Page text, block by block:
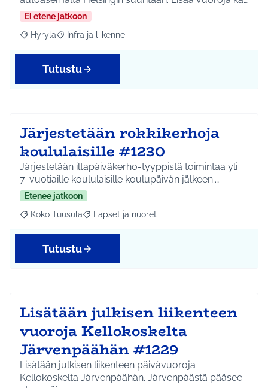
Ei etene jatkoon
Rajaa tulokset aihepiirin mukaan: Hyrylä
Hyrylä Rajaa tulokset teeman mukaan: Infra ja liikenne
Infra ja liikenne
Tutustu
Järjestetään rokkikerhoja
koululaisille #1230
Järjestetään iltapäiväkerho-tyyppistä toimintaa yli
7-vuotiaille koululaisille koulupäivän jälkeen.…
Etenee jatkoon
Rajaa tulokset aihepiirin mukaan: Koko Tuusula
Koko Tuusula Rajaa tulokset teeman mukaan: Lapset ja
Lapset ja nuoret
Tutustu
Lisätään julkisen liikenteen
vuoroja Kellokoskelta
Järvenpäähän #1229
Lisätään julkisen liikenteen päivävuoroja
Kellokoskelta Järvenpäähän. Järvenpäästä pääsee